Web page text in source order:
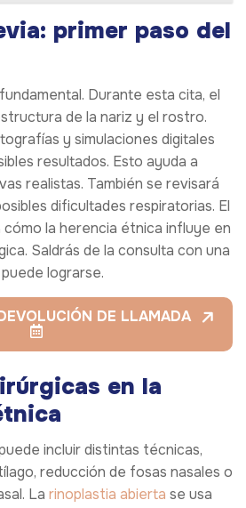
primer paso del
Durante esta cita, el
de la nariz y el rostro.
y simulaciones digitales
resultados. Esto ayuda a
realistas. También se revisará
dificultades respiratorias. El
cómo la herencia étnica influye en
Saldrás de la consulta con una
lograrse.
DE LLAMADA
en la
incluir distintas técnicas,
reducción de fosas nasales o
La rinoplastia abierta se usa